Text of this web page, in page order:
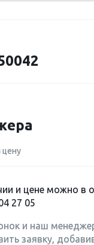
цену
и цене можно в
27 05
и наш
заявку,